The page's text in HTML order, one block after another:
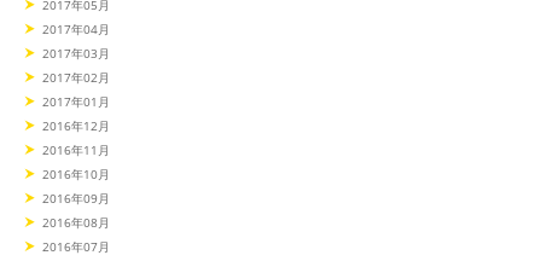
2017年05月
2017年04月
2017年03月
2017年02月
2017年01月
2016年12月
2016年11月
2016年10月
2016年09月
2016年08月
2016年07月